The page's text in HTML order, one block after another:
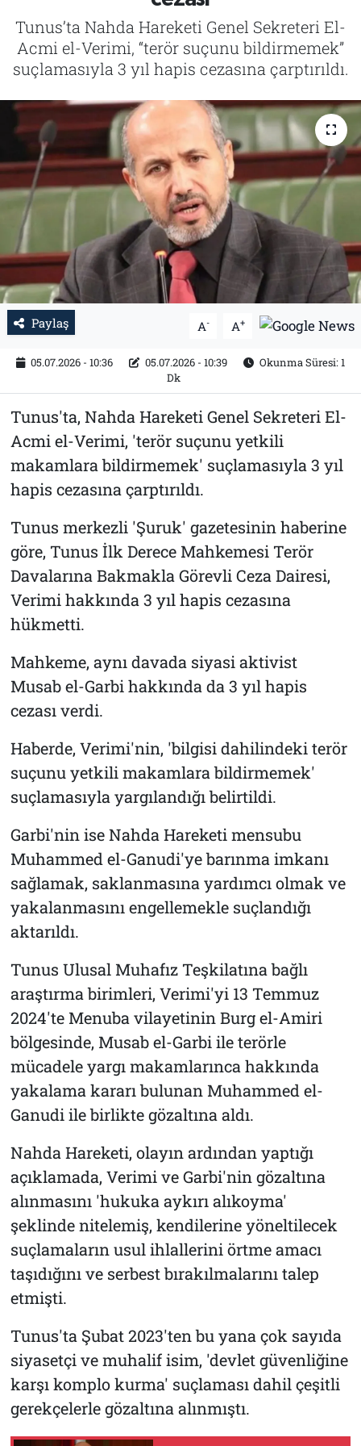
Tunus’ta Nahda Hareketi Genel Sekreteri El-
Acmi el-Verimi, “terör suçunu bildirmemek”
suçlamasıyla 3 yıl hapis cezasına çarptırıldı.
Paylaş A- A+
05.07.2026 - 10:36 05.07.2026 - 10:39
Okunma Süresi: 1
Dk
Tunus'ta, Nahda Hareketi Genel Sekreteri El-
Acmi el-Verimi, 'terör suçunu yetkili
makamlara bildirmemek' suçlamasıyla 3 yıl
hapis cezasına çarptırıldı.
Tunus merkezli 'Şuruk' gazetesinin haberine
göre, Tunus İlk Derece Mahkemesi Terör
Davalarına Bakmakla Görevli Ceza Dairesi,
Verimi hakkında 3 yıl hapis cezasına
hükmetti.
Mahkeme, aynı davada siyasi aktivist
Musab el-Garbi hakkında da 3 yıl hapis
cezası verdi.
Haberde, Verimi'nin, 'bilgisi dahilindeki terör
suçunu yetkili makamlara bildirmemek'
suçlamasıyla yargılandığı belirtildi.
Garbi'nin ise Nahda Hareketi mensubu
Muhammed el-Ganudi'ye barınma imkanı
sağlamak, saklanmasına yardımcı olmak ve
yakalanmasını engellemekle suçlandığı
aktarıldı.
Tunus Ulusal Muhafız Teşkilatına bağlı
araştırma birimleri, Verimi'yi 13 Temmuz
2024'te Menuba vilayetinin Burg el-Amiri
bölgesinde, Musab el-Garbi ile terörle
mücadele yargı makamlarınca hakkında
yakalama kararı bulunan Muhammed el-
Ganudi ile birlikte gözaltına aldı.
Nahda Hareketi, olayın ardından yaptığı
açıklamada, Verimi ve Garbi'nin gözaltına
alınmasını 'hukuka aykırı alıkoyma'
şeklinde nitelemiş, kendilerine yöneltilecek
suçlamaların usul ihlallerini örtme amacı
taşıdığını ve serbest bırakılmalarını talep
etmişti.
Tunus'ta Şubat 2023'ten bu yana çok sayıda
siyasetçi ve muhalif isim, 'devlet güvenliğine
karşı komplo kurma' suçlaması dahil çeşitli
gerekçelerle gözaltına alınmıştı.
Tarih
İletişim
Künye